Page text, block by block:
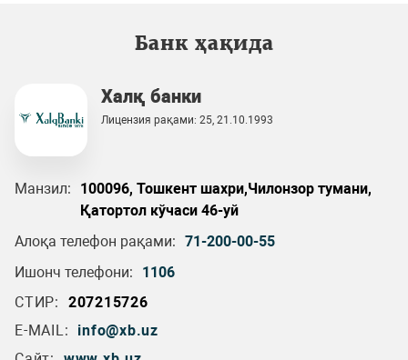
Банк ҳақида
Халқ банки
Лицензия рақами: 25, 21.10.1993
Манзил:
100096, Тошкент шахри,Чилонзор тумани,
Қатортол кўчаси 46-уй
Алоқа телефон рақами: 71-200-00-55
Ишонч телефони:
1106
СТИР:
207215726
E-MAIL:
info@xb.uz